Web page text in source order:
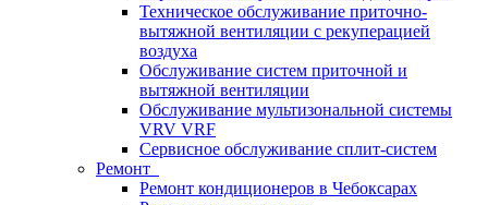
Техническое обслуживание приточно-
вытяжной вентиляции с рекуперацией
воздуха
Обслуживание систем приточной и
вытяжной вентиляции
Обслуживание мультизональной системы
VRV VRF
Сервисное обслуживание сплит-систем
Ремонт
Ремонт кондиционеров в Чебоксарах